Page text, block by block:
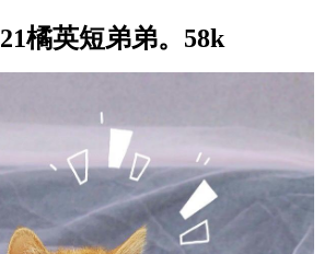
橘英短弟弟。58k